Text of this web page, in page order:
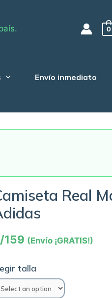
0
Envío inmediato
Real
159 (Envío ¡GRATIS!)
talla